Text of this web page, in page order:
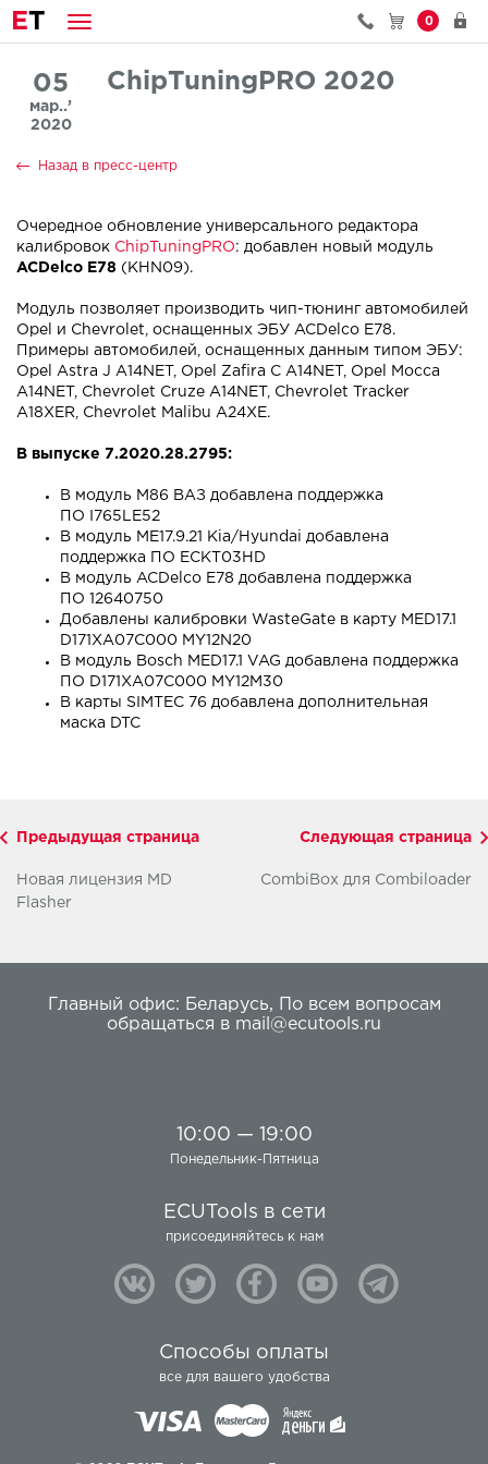
ET 0
05
мар..’
2020
ChipTuningPRO 2020
Назад в пресс-центр
Очередное обновление универсального редактора
калибровок ChipTuningPRO: добавлен новый модуль
ACDelco E78 (KHN09).
Модуль позволяет производить чип-тюнинг автомобилей
Opel и Chevrolet, оснащенных ЭБУ ACDelco E78.
Примеры автомобилей, оснащенных данным типом ЭБУ:
Opel Astra J A14NET, Opel Zafira C A14NET, Opel Mocca
A14NET, Chevrolet Cruze A14NET, Chevrolet Tracker
A18XER, Chevrolet Malibu A24XE.
В выпуске 7.2020.28.2795:
В модуль M86 ВАЗ добавлена поддержка
ПО I765LE52
В модуль ME17.9.21 Kia/Hyundai добавлена
поддержка ПО ECKT03HD
В модуль ACDelco E78 добавлена поддержка
ПО 12640750
Добавлены калибровки WasteGate в карту MED17.1
D171XA07C000 MY12N20
В модуль Bosch MED17.1 VAG добавлена поддержка
ПО D171XA07C000 MY12M30
В карты SIMTEC 76 добавлена дополнительная
маска DTC
Предыдущая страница
Новая лицензия MD
Flasher
Следующая страница
CombiBox для Combiloader
Главный офис: Беларусь,
По всем вопросам
обращаться в mail@ecutools.ru
10:00 — 19:00
Понедельник-Пятница
ECUTools в сети
присоединяйтесь к нам
Способы оплаты
все для вашего удобства